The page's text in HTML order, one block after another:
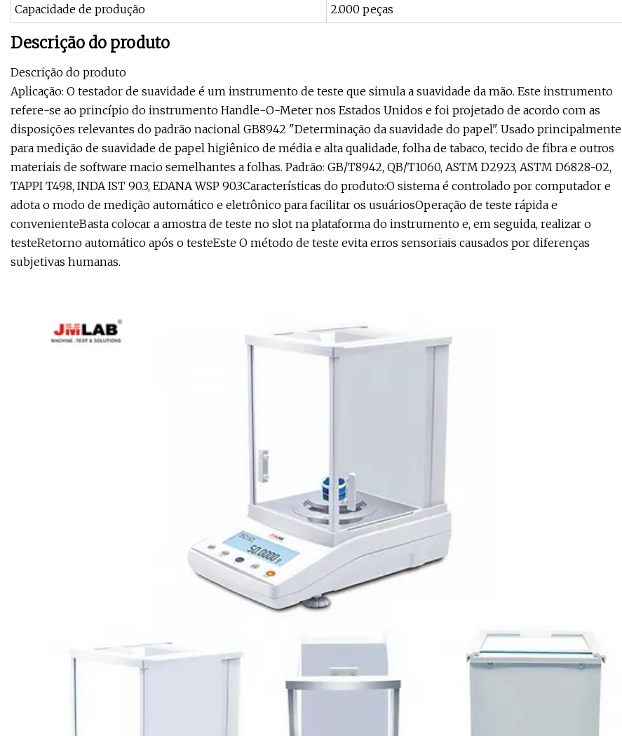
Capacidade de produção
2.000 peças
Descrição do produto
Descrição do produto
Aplicação: O testador de suavidade é um instrumento de teste que simula a suavidade da mão. Este instrumento
refere-se ao princípio do instrumento Handle-O-Meter nos Estados Unidos e foi projetado de acordo com as
disposições relevantes do padrão nacional GB8942 "Determinação da suavidade do papel". Usado principalmente
para medição de suavidade de papel higiênico de média e alta qualidade, folha de tabaco, tecido de fibra e outros
materiais de software macio semelhantes a folhas. Padrão: GB/T8942, QB/T1060, ASTM D2923, ASTM D6828-02,
TAPPI T498, INDA IST 90.3, EDANA WSP 90.3Características do produto:O sistema é controlado por computador e
adota o modo de medição automático e eletrônico para facilitar os usuáriosOperação de teste rápida e
convenienteBasta colocar a amostra de teste no slot na plataforma do instrumento e, em seguida, realizar o
testeRetorno automático após o testeEste O método de teste evita erros sensoriais causados ​​por diferenças
subjetivas humanas.